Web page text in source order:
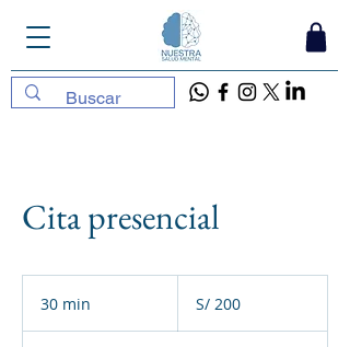
Cita presencial
30 min
peruanos
S/ 200